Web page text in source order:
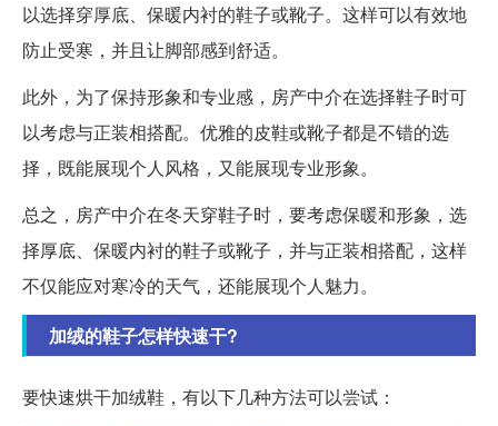
以选择穿厚底、保暖内衬的鞋子或靴子。这样可以有效地
防止受寒，并且让脚部感到舒适。
此外，为了保持形象和专业感，房产中介在选择鞋子时可
以考虑与正装相搭配。优雅的皮鞋或靴子都是不错的选
择，既能展现个人风格，又能展现专业形象。
总之，房产中介在冬天穿鞋子时，要考虑保暖和形象，选
择厚底、保暖内衬的鞋子或靴子，并与正装相搭配，这样
不仅能应对寒冷的天气，还能展现个人魅力。
加绒的鞋子怎样快速干?
要快速烘干加绒鞋，有以下几种方法可以尝试：